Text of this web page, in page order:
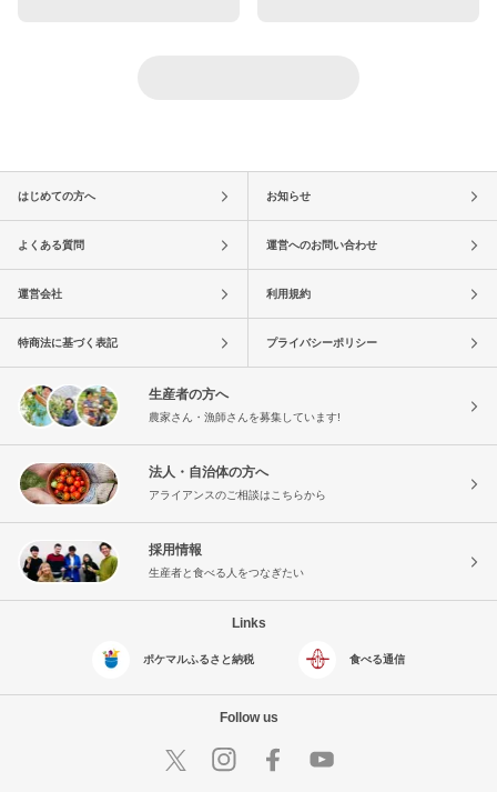
はじめての方へ お知らせ
よくある質問 運営へのお問い合わせ
運営会社 利用規約
特商法に基づく表記 プライバシーポリシー
生産者の方へ
農家さん・漁師さんを募集しています!
法人・自治体の方へ
アライアンスのご相談はこちらから
採用情報
生産者と食べる人をつなぎたい
Links
ポケマルふるさと納税 食べる通信
Follow us